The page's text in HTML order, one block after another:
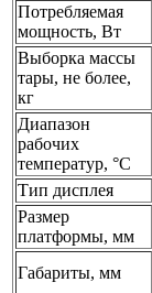
Потребляемая
мощность, Вт
Выборка массы
тары, не более,
кг
Диапазон
рабочих
температур, °С
Тип дисплея
Размер
платформы, мм
Габариты, мм